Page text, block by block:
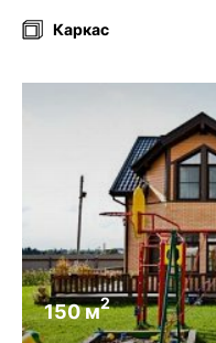
Каркас
150 м2